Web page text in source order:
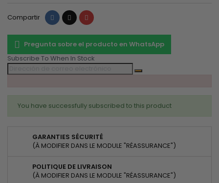
Compartir Compartir
TuitearPinterest
Pregunta sobre el producto en WhatsApp
Subscribe To When In Stock
You have successfully subscribed to this product
GARANTIES SÉCURITÉ
(À MODIFIER DANS LE MODULE "RÉASSURANCE")
POLITIQUE DE LIVRAISON
(À MODIFIER DANS LE MODULE "RÉASSURANCE")